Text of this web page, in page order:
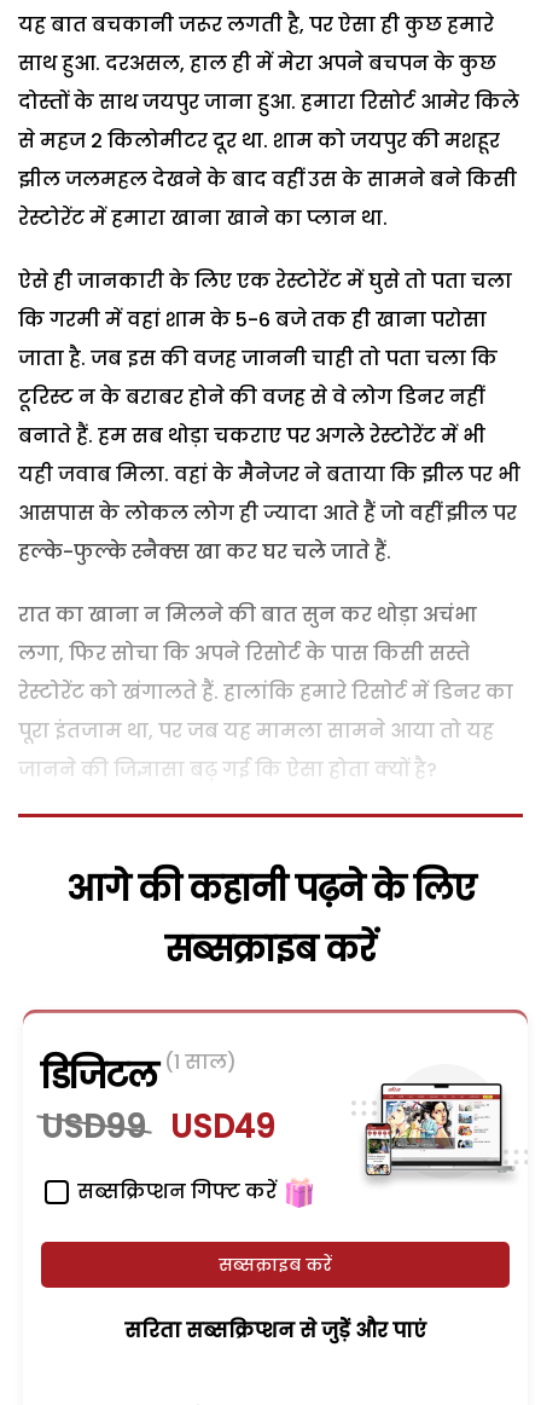
यह बात बचकानी जरूर लगती है, पर ऐसा ही कुछ हमारे
साथ हुआ. दरअसल, हाल ही में मेरा अपने बचपन के कुछ
दोस्तों के साथ जयपुर जाना हुआ. हमारा रिसोर्ट आमेर किले
से महज 2 किलोमीटर दूर था. शाम को जयपुर की मशहूर
झील जलमहल देखने के बाद वहीं उस के सामने बने किसी
रेस्टोरेंट में हमारा खाना खाने का प्लान था.
ऐसे ही जानकारी के लिए एक रेस्टोरेंट में घुसे तो पता चला
कि गरमी में वहां शाम के 5-6 बजे तक ही खाना परोसा
जाता है. जब इस की वजह जाननी चाही तो पता चला कि
टूरिस्ट न के बराबर होने की वजह से वे लोग डिनर नहीं
बनाते हैं. हम सब थोड़ा चकराए पर अगले रेस्टोरेंट में भी
यही जवाब मिला. वहां के मैनेजर ने बताया कि झील पर भी
आसपास के लोकल लोग ही ज्यादा आते हैं जो वहीं झील पर
हल्के-फुल्के स्नैक्स खा कर घर चले जाते हैं.
रात का खाना न मिलने की बात सुन कर थोड़ा अचंभा
लगा, फिर सोचा कि अपने रिसोर्ट के पास किसी सस्ते
रेस्टोरेंट को खंगालते हैं. हालांकि हमारे रिसोर्ट में डिनर का
पूरा इंतजाम था, पर जब यह मामला सामने आया तो यह
जानने की जिज्ञासा बढ़ गई कि ऐसा होता क्यों है?
आगे की कहानी पढ़ने के लिए
सब्सक्राइब करें
डिजिटल (1 साल)
USD99 USD49
सब्सक्रिप्शन गिफ्ट करें
सब्सक्राइब करें
सरिता सब्सक्रिप्शन से जुड़ेें और पाएं